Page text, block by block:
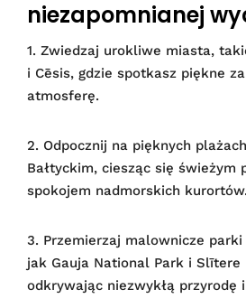
niezapomnianej
1. Zwiedzaj urokliwe miasta,
i Cēsis, gdzie spotkasz piękne
atmosferę.
2. Odpocznij na pięknych
Bałtyckim, ciesząc się świeżym
spokojem nadmorskich kurortów.
3. Przemierzaj malownicze
jak Gauja National Park i Slītere
odkrywając niezwykłą przyrodę